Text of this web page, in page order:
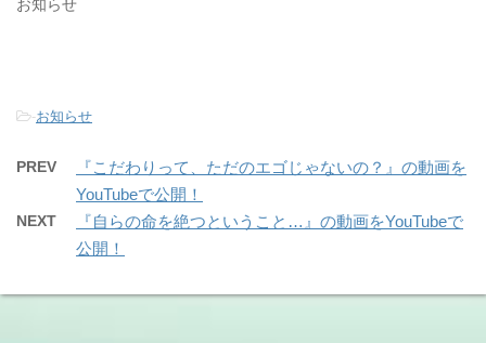
お知らせ
-お知らせ
PREV
『こだわりって、ただのエゴじゃないの？』の動画を
YouTubeで公開！
NEXT
『自らの命を絶つということ…』の動画をYouTubeで
公開！